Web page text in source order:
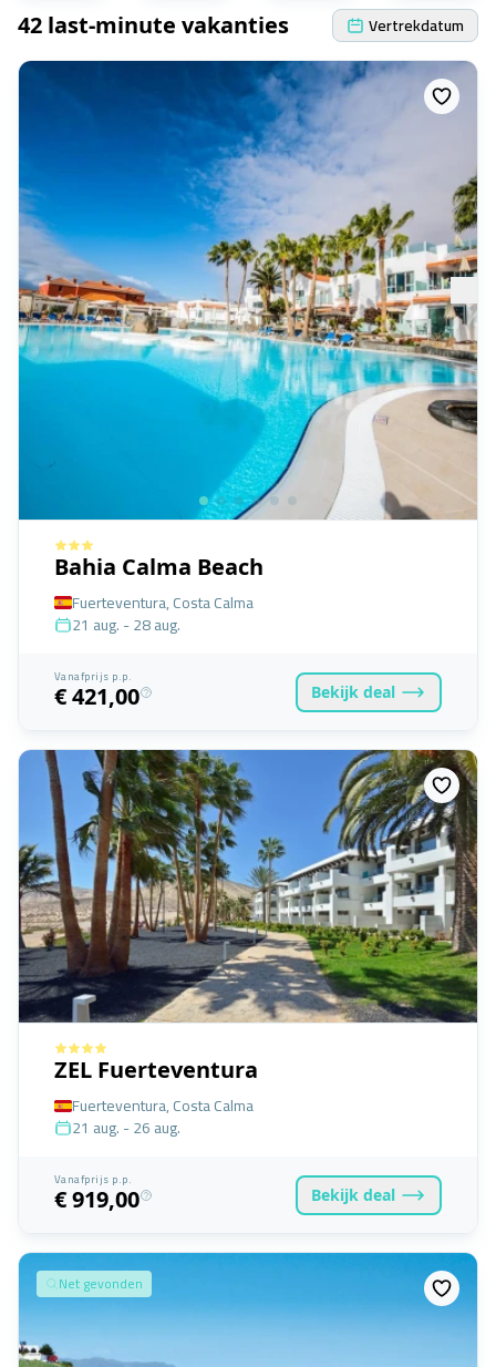
42 last-minute vakanties Vertrekdatum
Bahia Calma Beach
Fuerteventura, Costa Calma
21 aug. - 28 aug.
Vanafprijs p.p.
€ 421,00 Bekijk deal
ZEL Fuerteventura
Fuerteventura, Costa Calma
21 aug. - 26 aug.
Vanafprijs p.p.
€ 919,00 Bekijk deal
Net gevonden